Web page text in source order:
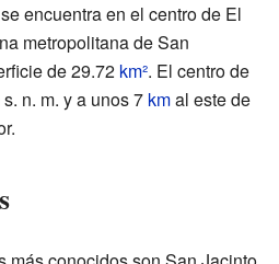
encuentra en el centro de El
metropolitana de San
de 29.72 km². El centro de
n. m. y a unos 7 kmal este de